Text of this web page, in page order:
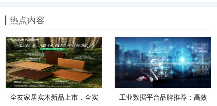
热点内容
全友家居实木新品上市，全实
工业数据平台品牌推荐：高效